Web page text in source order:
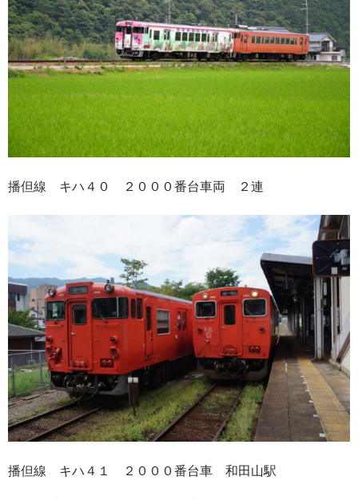
播但線 キハ４０ ２０００番台車両 ２連
播但線 キハ４１ ２０００番台車 和田山駅